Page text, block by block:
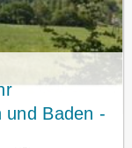
und Baden -